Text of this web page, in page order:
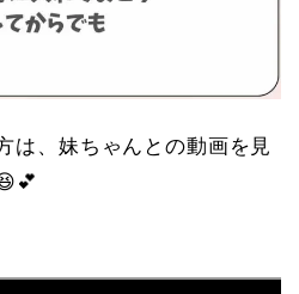
は、妹ちゃんとの動画を見